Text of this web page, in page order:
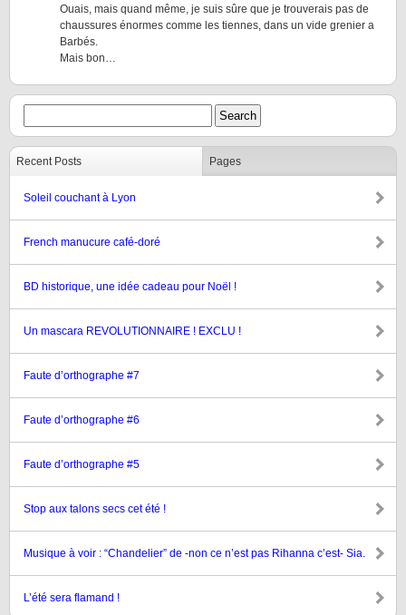
Ouais, mais quand même, je suis sûre que je trouverais pas de
chaussures énormes comme les tiennes, dans un vide grenier a
Barbés.
Mais bon…
Recent Posts Pages
Soleil couchant à Lyon
French manucure café-doré
BD historique, une idée cadeau pour Noël !
Un mascara REVOLUTIONNAIRE ! EXCLU !
Faute d’orthographe #7
Faute d’orthographe #6
Faute d’orthographe #5
Stop aux talons secs cet été !
Musique à voir : “Chandelier” de -non ce n’est pas Rihanna c’est- Sia.
L’été sera flamand !